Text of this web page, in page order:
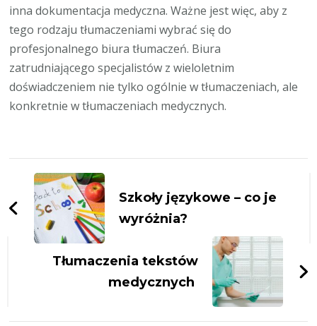
inna dokumentacja medyczna. Ważne jest więc, aby z
tego rodzaju tłumaczeniami wybrać się do
profesjonalnego biura tłumaczeń. Biura
zatrudniającego specjalistów z wieloletnim
doświadczeniem nie tylko ogólnie w tłumaczeniach, ale
konkretnie w tłumaczeniach medycznych.
Zobacz
wpisy
Szkoły językowe – co je
wyróżnia?
Tłumaczenia tekstów
medycznych